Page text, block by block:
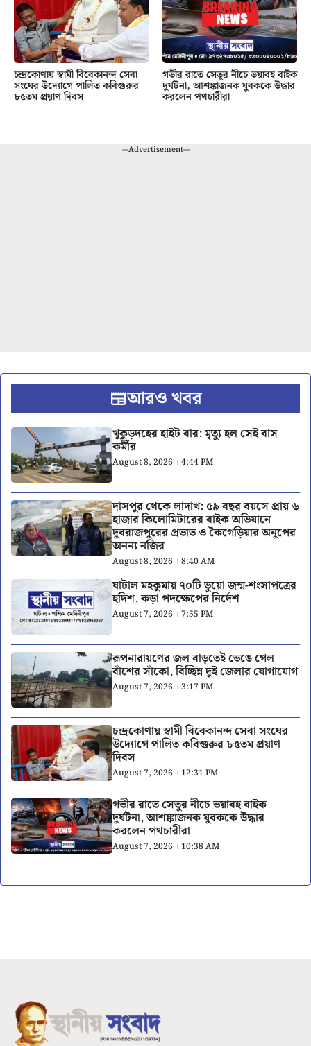
চন্দ্রকোণায় স্বামী বিবেকানন্দ সেবা
সংঘের উদ্যোগে পালিত কবিগুরুর
৮৫তম প্রয়াণ দিবস
গভীর রাতে সেতুর নীচে ভয়াবহ বাইক
দুর্ঘটনা, আশঙ্কাজনক যুবককে উদ্ধার
করলেন পথচারীরা
---Advertisement---
আরও খবর
খুকুড়দহের হাইট বার: মৃত্যু হল সেই বাস
কর্মীর
August 8, 2026 । 4:44 PM
দাসপুর থেকে লাদাখ: ৫৯ বছর বয়সে প্রায় ৬
হাজার কিলোমিটারের বাইক অভিযানে
দুবরাজপুরের প্রভাত ও কৈগেড়িয়ার অনুপের
অনন্য নজির
August 8, 2026 । 8:40 AM
ঘাটাল মহকুমায় ৭০টি ভুয়ো জন্ম-শংসাপত্রের
হদিশ, কড়া পদক্ষেপের নির্দেশ
August 7, 2026 । 7:55 PM
রূপনারায়ণের জল বাড়তেই ভেঙে গেল
বাঁশের সাঁকো, বিচ্ছিন্ন দুই জেলার যোগাযোগ
August 7, 2026 । 3:17 PM
চন্দ্রকোণায় স্বামী বিবেকানন্দ সেবা সংঘের
উদ্যোগে পালিত কবিগুরুর ৮৫তম প্রয়াণ
দিবস
August 7, 2026 । 12:31 PM
গভীর রাতে সেতুর নীচে ভয়াবহ বাইক
দুর্ঘটনা, আশঙ্কাজনক যুবককে উদ্ধার
করলেন পথচারীরা
August 7, 2026 । 10:38 AM